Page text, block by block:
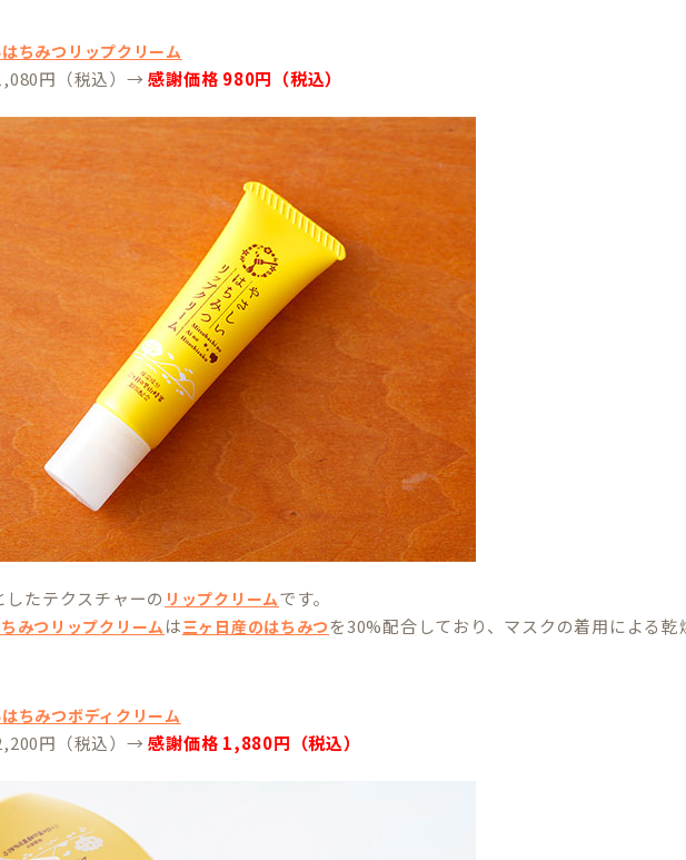
ちみつリップクリーム
円（税込）→感謝価格 980円（税込）
したテクスチャーの リップクリームです。
みつリップクリームは三ヶ日産のはちみつを30%配合しており、マスクの着用による
ちみつボディクリーム
円（税込）→感謝価格 1,880円（税込）